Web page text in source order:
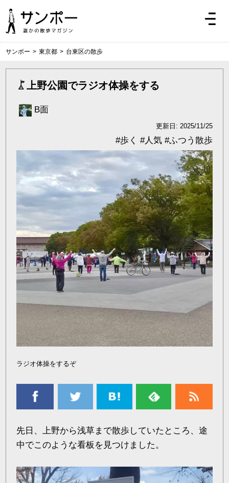
サンポー > 東京都 > 台東区の散歩
上野公園でラジオ体操をする
B面
更新日: 2025/11/25
#ふつう散歩
#人気
#歩く
ラジオ体操をするぞ
先日、上野から浅草まで散歩していたところ、途
中でこのような看板を見つけました。